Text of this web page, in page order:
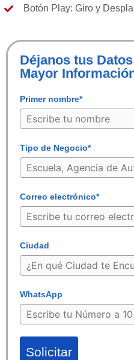
Botón Play: Giro y
Déjanos tus
Mayor
Primer nombre*
Tipo de Negocio*
Correo electrónico*
Ciudad
WhatsApp
Solicitar